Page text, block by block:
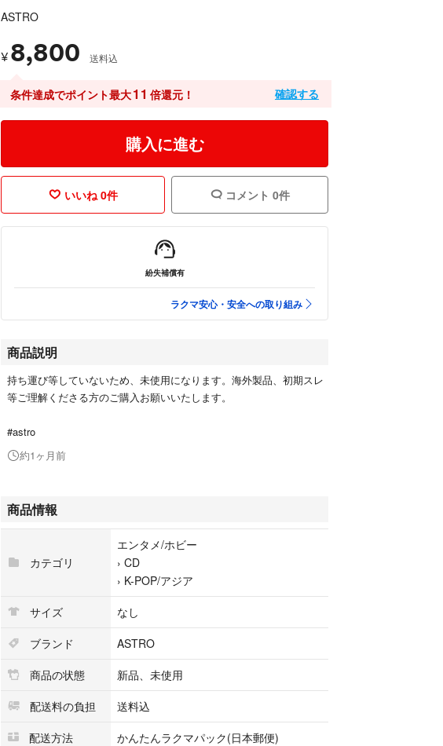
ASTRO
¥ 8,800 送料込
条件達成でポイント最大11 倍還元！ 確認する
購入に進む
いいね 0件 コメント 0件
紛失補償有
ラクマ安心・安全への取り組み
商品説明
持ち運び等していないため、未使用になります。海外製品、初期スレ
等ご理解くださる方のご購入お願いいたします。
#astro
約1ヶ月前
商品情報
カテゴリ
エンタメ/ホビー
› CD
› K-POP/アジア
サイズ
なし
ブランド
ASTRO
商品の状態
新品、未使用
配送料の負担
送料込
配送方法
かんたんラクマパック(日本郵便)